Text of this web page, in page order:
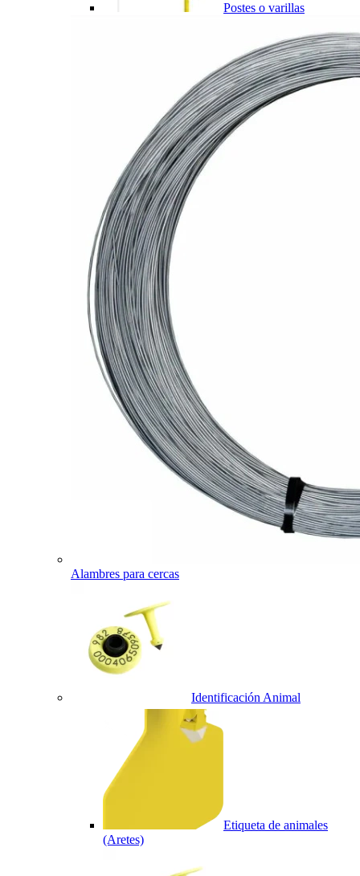
Postes o varillas
Alambres para cercas
Identificación Animal
Etiqueta de animales
(Aretes)